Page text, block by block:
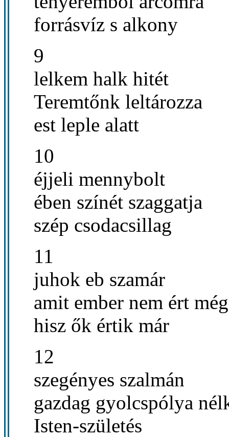
forrásvíz s alkony
9
lelkem halk hitét
Teremtőnk leltározza
est leple alatt
10
éjjeli mennybolt
ében színét szaggatja
szép csodacsillag
11
juhok eb szamár
amit ember nem ért még
hisz ők értik már
12
szegényes szalmán
gazdag gyolcspólya
Isten-születés